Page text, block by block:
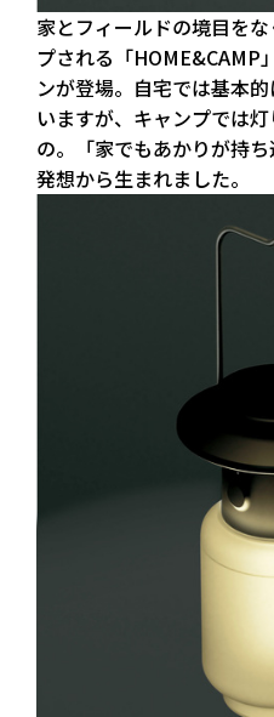
家とフィールドの境目を
プされる「HOME&CAMP
ンが登場。自宅では基本
いますが、キャンプでは
の。「家でもあかりが持
発想から生まれました。